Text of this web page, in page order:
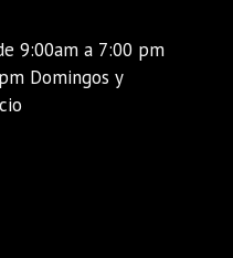
9:00am a 7:00 pm
Domingos y